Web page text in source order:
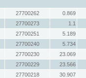
27700262
0.869
27700273
1.1
27700251
5.189
27700240
5.734
27700230
23.069
27700229
23.566
27700218
30.907